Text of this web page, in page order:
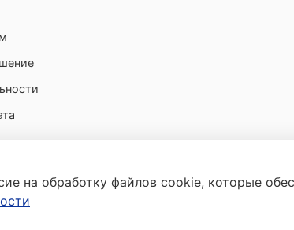
разрешения запрещено.
на обработку файлов cookie, которые